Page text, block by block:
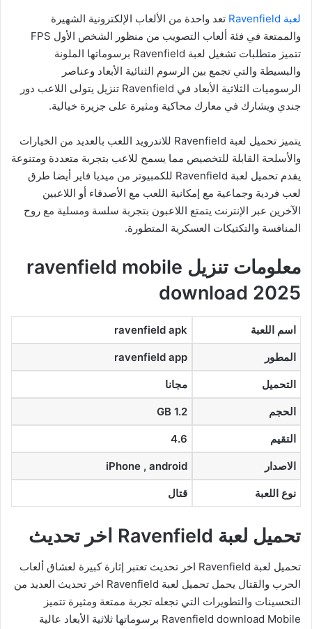
لعبة Ravenfield
تعد واحدة من الألعاب الإلكترونية الشهيرة
والممتعة في فئة ألعاب التصويب من منظور الشخص الأول FPS
تتميز متطلبات تشغيل لعبة Ravenfield برسوماتها الملونة
والبسيطة والتي تجمع بين الرسوم الثنائية الأبعاد وعناصر
الرسوميات الثلاثية الأبعاد في Ravenfield تنزيل يتولى اللاعب دور
جندي ويشارك في معارك محاكية ومثيرة على جزيرة خيالية.
يتميز تحميل لعبة Ravenfield للاندرويد اللعب بالعديد من الخيارات
والأسلحة القابلة للتخصيص مما يسمح للاعب بتجربة متعددة ومتنوعة
يقدم تحميل لعبة Ravenfield للكمبيوتر من ميديا فاير أيضا طرق
لعب فردية وجماعية مع إمكانية اللعب مع الأصدقاء أو اللاعبين
الآخرين عبر الإنترنت يتمتع اللاعبون بتجربة سلسة ومسلية مع روح
المنافسة والتكتيكات العسكرية المتطورة.
معلومات تنزيل ravenfield mobile
download 2025
اسم اللعبة ravenfield apk
المطور ravenfield app
التحميل مجانا
الحجم 1.2 GB
التقيم 4.6
الاصدار iPhone , android
نوع اللعبة قتال
تحميل لعبة Ravenfield اخر تحديث
تحميل لعبة Ravenfield اخر تحديث تعتبر إثارة كبيرة لعشاق ألعاب
الحرب والقتال يحمل تحميل لعبة Ravenfield اخر تحديث العديد من
التحسينات والتطويرات التي تجعله تجربة ممتعة ومثيرة تتميز
Ravenfield download Mobile برسوماتها ثلاثية الأبعاد عالية